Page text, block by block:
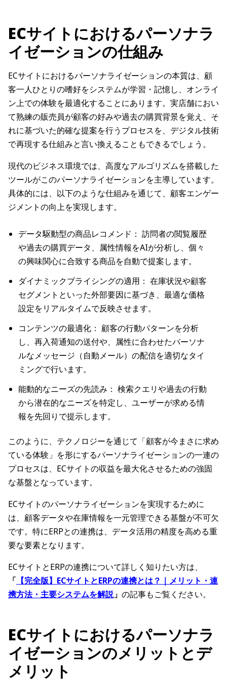
ECサイトにおけるパーソナラ
イゼーションの仕組み
ECサイトにおけるパーソナライゼーションの本質は、顧
客一人ひとりの嗜好をシステムが学習・記憶し、オンライ
ン上での体験を最適化することにあります。実店舗におい
て熟練の販売員が顧客の好みや過去の購買背景を覚え、そ
れに基づいた的確な提案を行うプロセスを、デジタル技術
で再現する仕組みと言い換えることもできるでしょう。
現代のビジネス環境では、高度なアルゴリズムを搭載した
ツールがこのパーソナライゼーションを主導しています。
具体的には、以下のような仕組みを通じて、顧客エンゲー
ジメントの向上を実現します。
データ駆動型の商品レコメンド： 訪問者の閲覧履歴
や過去の購買データ、属性情報をAIが分析し、個々
の興味関心に合致する商品を自動で提案します。
ダイナミックプライシングの適用： 在庫状況や顧客
セグメントといった外部要因に基づき、最適な価格
設定をリアルタイムで反映させます。
コンテンツの最適化： 顧客の行動パターンを分析
し、再入荷通知の送付や、属性に合わせたパーソナ
ルなメッセージ（自動メール）の配信を適切なタイ
ミングで行います。
能動的なニーズの先読み： 検索クエリや過去の行動
から潜在的なニーズを特定し、ユーザーが求める情
報を先回りで提示します。
このように、テクノロジーを通じて「顧客が今まさに求め
ている体験」を形にするパーソナライゼーションの一連の
プロセスは、ECサイトの収益を最大化させるための強固
な基盤となっています。
ECサイトのパーソナライゼーションを実現するために
は、顧客データや在庫情報を一元管理できる基盤が不可欠
です。特にERPとの連携は、データ活用の精度を高める重
要な要素となります。
ECサイトとERPの連携について詳しく知りたい方は、
「 【完全版】ECサイトとERPの連携とは？｜メリット・連
携方法・主要システムを解説」 の記事もご覧ください。
ECサイトにおけるパーソナラ
イゼーションのメリットとデ
メリット